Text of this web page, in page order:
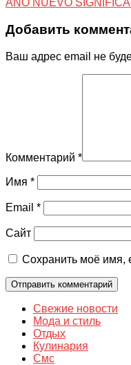
AÑO NUEVO
Добавить
Ваш адрес email не
Комментарий *
Имя *
Email *
Сайт
Сохранить моё имя,
Свежие новости
Мода и стиль
Отдых
Кулинария
Смс